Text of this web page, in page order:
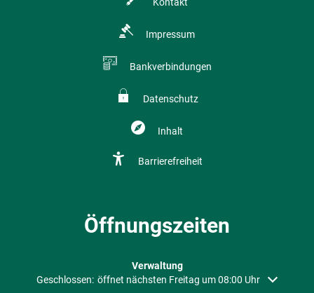
Impressum
Bankverbindungen
Datenschutz
Inhalt
Barrierefreiheit
Öffnungszeiten
Verwaltung
Klicken, um weitere Öffnungs- oder Schließzeiten auszublenden
Geschlossen: öffnet nächsten Freitag um 08:00 Uhr